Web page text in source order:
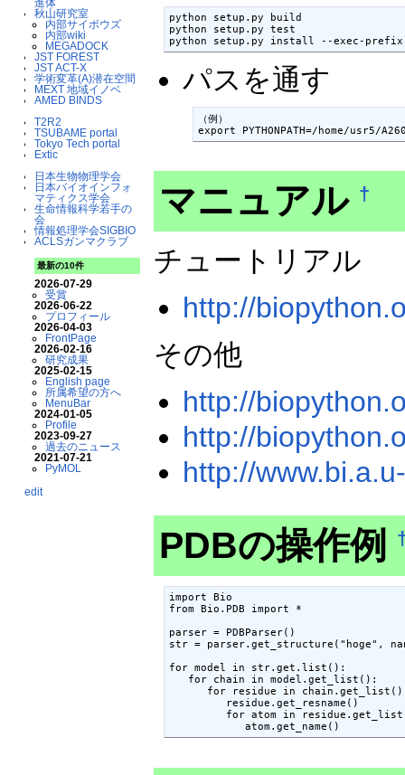
進体
秋山研究室
内部サイボウズ
内部wiki
MEGADOCK
JST FOREST
JST ACT-X
学術変革(A)潜在空間
MEXT 地域イノベ
AMED BINDS
T2R2
TSUBAME portal
Tokyo Tech portal
Extic
日本生物物理学会
日本バイオインフォ
マティクス学会
生命情報科学若手の
会
情報処理学会SIGBIO
ACLSガンマクラブ
最新の10件
2026-07-29
受賞
2026-06-22
プロフィール
2026-04-03
FrontPage
2026-02-16
研究成果
2025-02-15
English page
所属希望の方へ
MenuBar
2024-01-05
Profile
2023-09-27
過去のニュース
2021-07-21
PyMOL
edit
python setup.py build
python setup.py test
python setup.py install --exec-prefix /
パスを通す
（例）
マニュアル †
チュートリアル
http://
その他
http://
http://
http://
PDBの操作例
import Bio
from Bio.PDB import *
parser = PDBParser()
str = parser.get_structure("hoge",
for model in str.get.list():
   for chain in model.get_list():
for residue in
         residue.get_resname()
for atom in
            atom.get_name()